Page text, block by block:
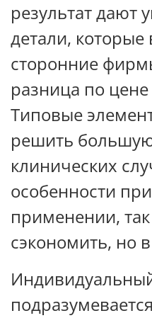
результат дают
детали,
сторонние
разница по
Типовые
решить
клинических
особенности
применении,
сэкономить, но